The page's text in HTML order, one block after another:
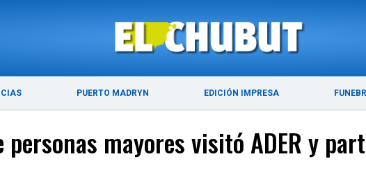
PUERTO MADRYN EDICIÓN IMPRESA
ÚLTIMAS NOTICIAS PUERTO MADRYN
mayores visitó ADER y